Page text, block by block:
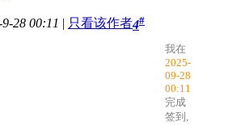
28 00:11 | 只看该作者4#
我在
2025-
09-28
00:11
完成
签到,